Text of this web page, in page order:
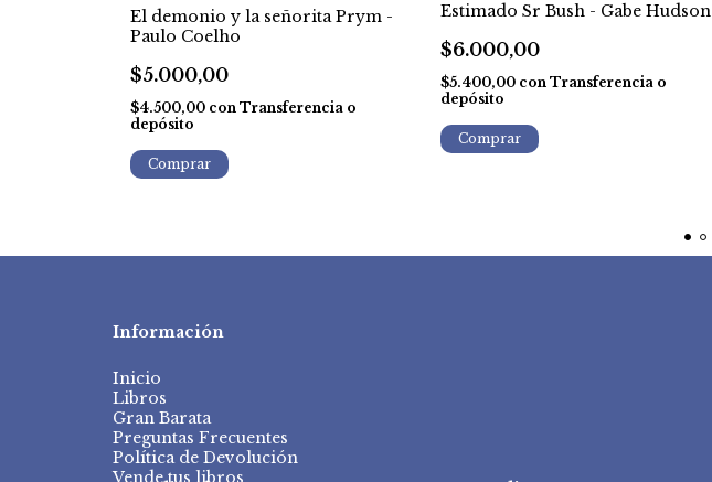
El demonio y la señorita Prym -
Paulo Coelho
$5.000,00
$4.500,00 con Transferencia o
depósito
Estimado Sr Bush - Gabe Hudson
$6.000,00
$5.400,00 con Transferencia o
depósito
Información
Inicio
Libros
Gran Barata
Preguntas Frecuentes
Política de Devolución
Vende tus libros